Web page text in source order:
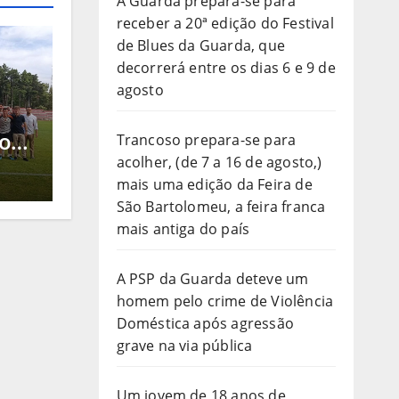
receber a 20ª edição do Festival
de Blues da Guarda, que
decorrerá entre os dias 6 e 9 de
agosto
Trancoso prepara-se para
acolher, (de 7 a 16 de agosto,)
mais uma edição da Feira de
São Bartolomeu, a feira franca
mais antiga do país
A PSP da Guarda deteve um
homem pelo crime de Violência
Doméstica após agressão
grave na via pública